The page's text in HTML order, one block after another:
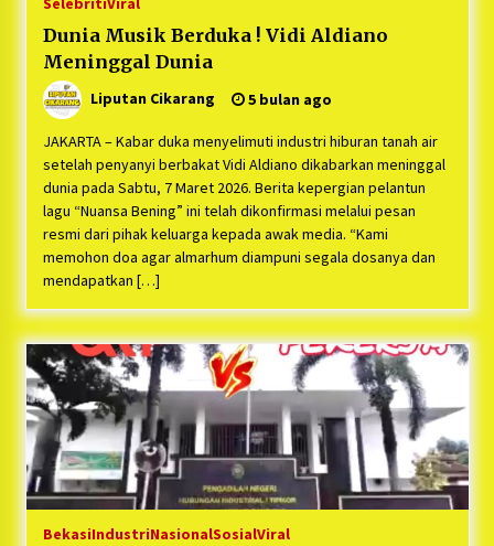
Dunia Musik Berduka ! Vidi Aldiano
Meninggal Dunia
Liputan Cikarang 5 bulan ago
JAKARTA – Kabar duka menyelimuti industri hiburan tanah air
setelah penyanyi berbakat Vidi Aldiano dikabarkan meninggal
dunia pada Sabtu, 7 Maret 2026. Berita kepergian pelantun
lagu “Nuansa Bening” ini telah dikonfirmasi melalui pesan
resmi dari pihak keluarga kepada awak media. “Kami
memohon doa agar almarhum diampuni segala dosanya dan
mendapatkan […]
BekasiIndustriNasionalSosialViral